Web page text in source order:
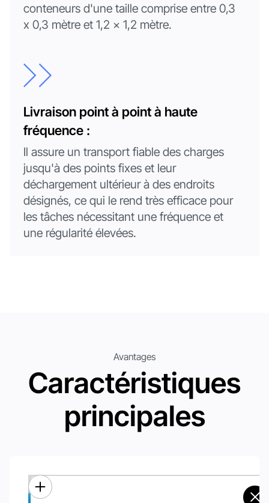
conteneurs d'une taille comprise entre 0,3
x 0,3 mètre et 1,2 x 1,2 mètre.
Livraison point à point à haute
fréquence :
Il assure un transport fiable des charges
jusqu'à des points fixes et leur
déchargement ultérieur à des endroits
désignés, ce qui le rend très efficace pour
les tâches nécessitant une fréquence et
une régularité élevées.
Avantages
Caractéristiques
principales
Efficace